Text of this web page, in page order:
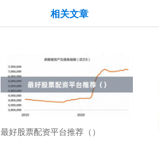
相关文章
最好股票配资平台推荐（）